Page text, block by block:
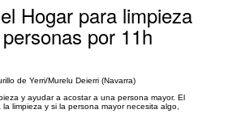
Hogar para limpieza
por 11h
de Yerri/Murelu Deierri (Navarra)
y ayudar a acostar a una persona mayor. El
limpieza y si la persona mayor necesita algo,